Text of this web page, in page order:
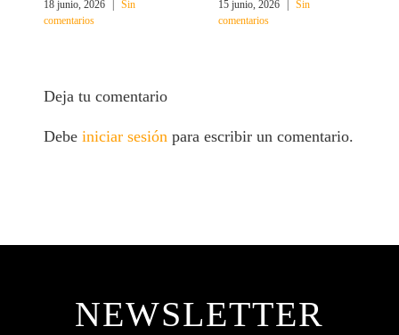
18 junio, 2026 |
Sin
comentarios
15 junio, 2026 |
Sin
comentarios
Deja tu comentario
Debeiniciar sesiónpara escribir un comentario.
NEWSLETTER